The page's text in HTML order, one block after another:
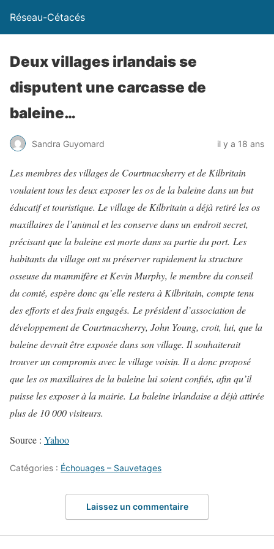
Réseau-Cétacés
Deux villages irlandais se
disputent une carcasse de
baleine…
Sandra Guyomard il y a 18 ans
Les membres des villages de Courtmacsherry et de Kilbritain
voulaient tous les deux exposer les os de la baleine dans un but
éducatif et touristique. Le village de Kilbritain a déjà retiré les os
maxillaires de l’animal et les conserve dans un endroit secret,
précisant que la baleine est morte dans sa partie du port. Les
habitants du village ont su préserver rapidement la structure
osseuse du mammifère et Kevin Murphy, le membre du conseil
du comté, espère donc qu’elle restera à Kilbritain, compte tenu
des efforts et des frais engagés. Le président d’association de
développement de Courtmacsherry, John Young, croit, lui, que la
baleine devrait être exposée dans son village. Il souhaiterait
trouver un compromis avec le village voisin. Il a donc proposé
que les os maxillaires de la baleine lui soient confiés, afin qu’il
puisse les exposer à la mairie. La baleine irlandaise a déjà attirée
plus de 10 000 visiteurs.
Source : Yahoo
Catégories : Échouages – Sauvetages
Laissez un commentaire